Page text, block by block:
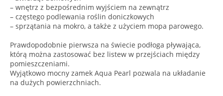
– wnętrz z bezpośrednim wyjściem na zewnątrz
– częstego podlewania roślin doniczkowych
– sprzątania na mokro, a także z użyciem mopa parowego.
Prawdopodobnie pierwsza na świecie podłoga pływająca,
którą można zastosować bez listew w przejściach między
pomieszczeniami.
Wyjątkowo mocny zamek Aqua Pearl pozwala na układanie
na dużych powierzchniach.